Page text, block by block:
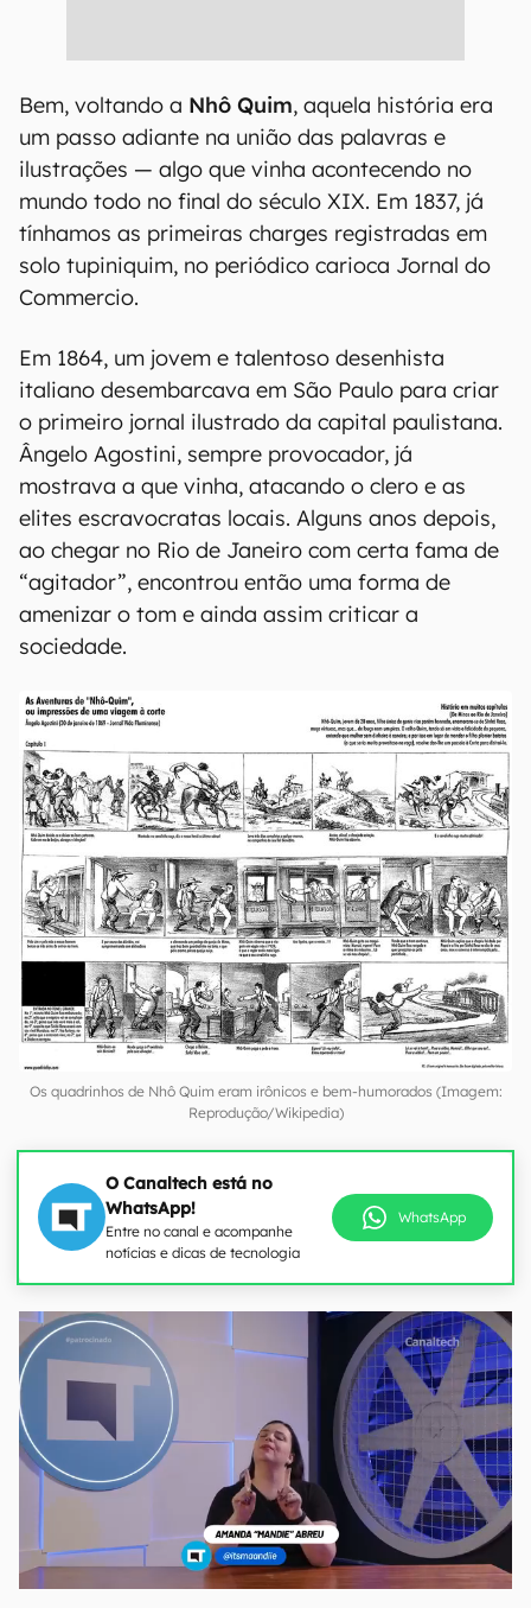
Bem, voltando a Nhô Quim, aquela história era
um passo adiante na união das palavras e
ilustrações — algo que vinha acontecendo no
mundo todo no final do século XIX. Em 1837, já
tínhamos as primeiras charges registradas em
solo tupiniquim, no periódico carioca Jornal do
Commercio.
Em 1864, um jovem e talentoso desenhista
italiano desembarcava em São Paulo para criar
o primeiro jornal ilustrado da capital paulistana.
Ângelo Agostini, sempre provocador, já
mostrava a que vinha, atacando o clero e as
elites escravocratas locais. Alguns anos depois,
ao chegar no Rio de Janeiro com certa fama de
“agitador”, encontrou então uma forma de
amenizar o tom e ainda assim criticar a
sociedade.
Os quadrinhos de Nhô Quim eram irônicos e bem-humorados (Imagem:
Reprodução/Wikipedia)
O Canaltech está no
WhatsApp!
Entre no canal e acompanhe
notícias e dicas de tecnologia
WhatsApp